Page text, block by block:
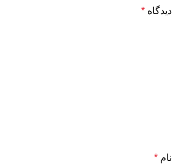
دیدگاه *
نام *